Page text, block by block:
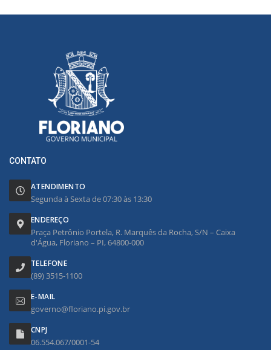
CONTATO
ATENDIMENTO
Segunda à Sexta de 07:30 às 13:30
ENDEREÇO
Praça Petrônio Portela, R. Marquês da Rocha, S/N – Caixa
d'Água, Floriano – PI, 64800-000
TELEFONE
(89) 3515-1100
E-MAIL
governo@floriano.pi.gov.br
CNPJ
06.554.067/0001-54